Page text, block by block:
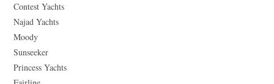
Contest Yachts
Najad Yachts
Moody
Sunseeker
Princess Yachts